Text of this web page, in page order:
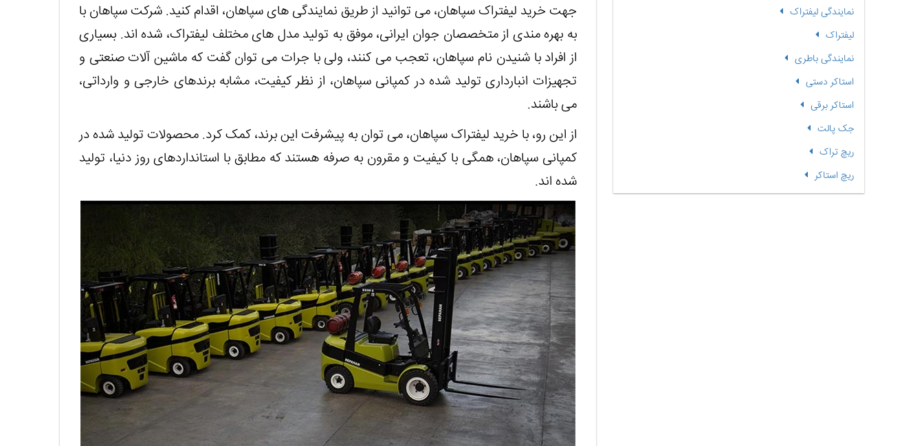
جهت خرید لیفتراک سپاهان، می توانید از طریق نمایندگی های سپاهان، اقدام کنید. شرکت سپاهان با
به بهره مندی از متخصصان جوان ایرانی، موفق به تولید مدل های مختلف لیفتراک، شده اند. بسیاری
از افراد با شنیدن نام سپاهان، تعجب می کنند، ولی با جرات می توان گفت که ماشین آلات صنعتی و
تجهیزات انبارداری تولید شده در کمپانی سپاهان، از نظر کیفیت، مشابه برندهای خارجی و وارداتی،
می باشند.
از این رو، با خرید لیفتراک سپاهان، می توان به پیشرفت این برند، کمک کرد. محصولات تولید شده در
کمپانی سپاهان، همگی با کیفیت و مقرون به صرفه هستند که مطابق با استانداردهای روز دنیا، تولید
شده اند.
نمایندگی لیفتراک
لیفتراک
نمایندگی باطری
استاکر دستی
استاکر برقی
جک پالت
ریچ تراک
ریچ استاکر